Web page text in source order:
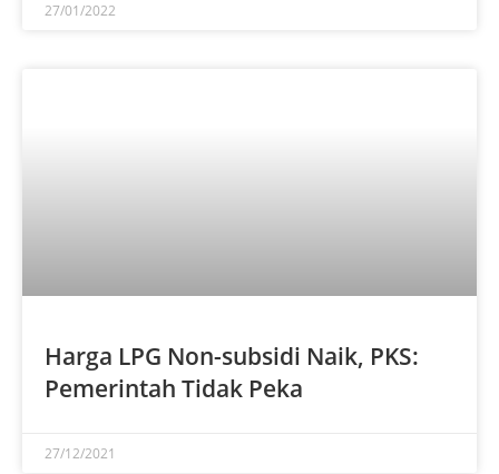
27/01/2022
Harga LPG Non-subsidi Naik, PKS:
Pemerintah Tidak Peka
27/12/2021